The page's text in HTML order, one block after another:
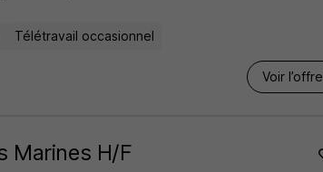
Télétravail occasionnel
Voir l’offre
Marines H/F